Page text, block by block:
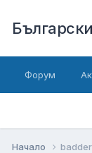
Форум
Начало badder